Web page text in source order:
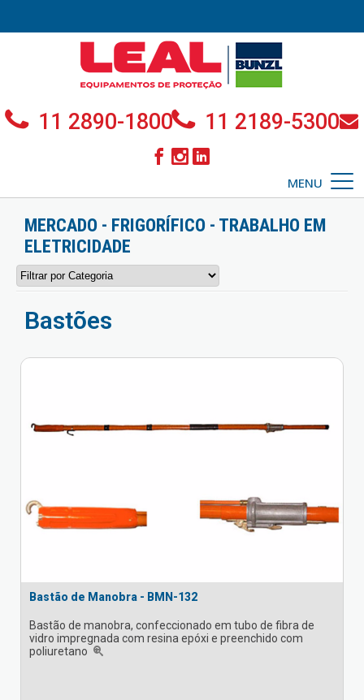
11 2890-1800 11 2189-5300
MENU
MERCADO - FRIGORÍFICO - TRABALHO EM
ELETRICIDADE
Bastões
Bastão de Manobra - BMN-132
Bastão de manobra, confeccionado em tubo de fibra de
vidro impregnada com resina epóxi e preenchido com
poliuretano